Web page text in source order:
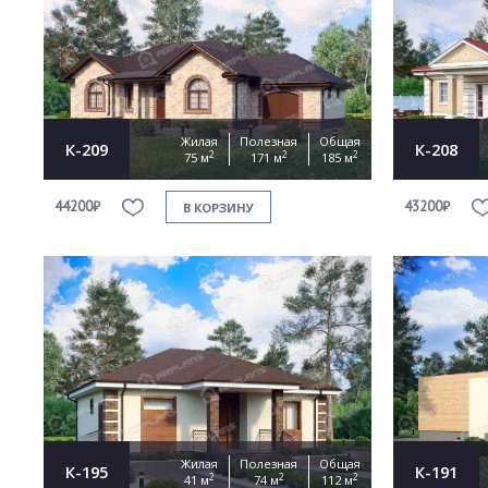
К-209
Жилая
75 м2
Полезная
171 м2
Общая
185 м2
44200₽ В КОРЗИНУ
К-208
43200₽
К-195
Жилая
41 м2
Полезная
74 м2
Общая
112 м2 К-191